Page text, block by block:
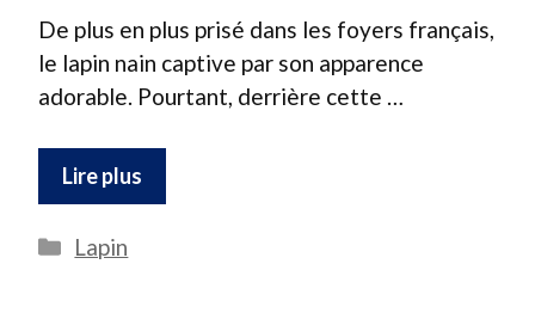
De plus en plus prisé dans les foyers français,
le lapin nain captive par son apparence
adorable. Pourtant, derrière cette …
Lire plus
Catégories
Lapin